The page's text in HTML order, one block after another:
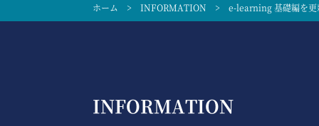
INFORMATION
ホーム > INFORMATION > e-learning 基礎編を更